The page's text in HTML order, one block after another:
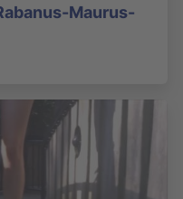
Maurus-